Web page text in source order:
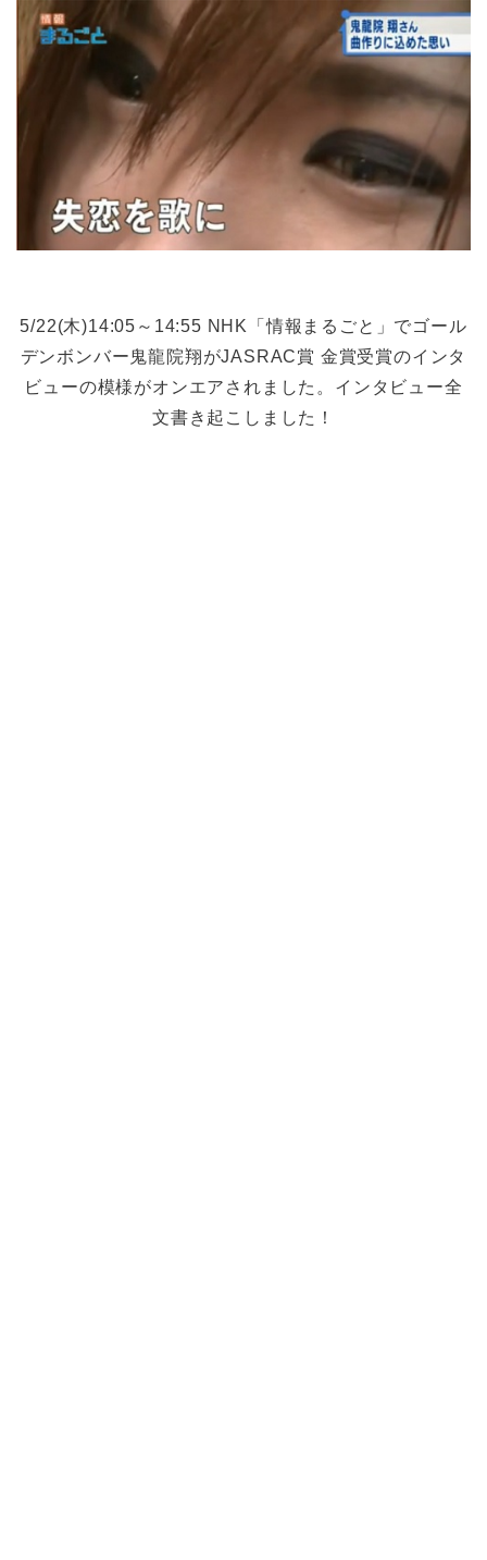
5/22(木)14:05～14:55 NHK「情報まるごと」でゴール
デンボンバー鬼龍院翔がJASRAC賞 金賞受賞のインタ
ビューの模様がオンエアされました。インタビュー全
文書き起こしました！